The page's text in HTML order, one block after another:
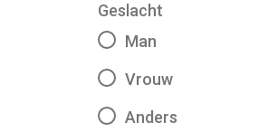
Geslacht
Man
Vrouw
Anders